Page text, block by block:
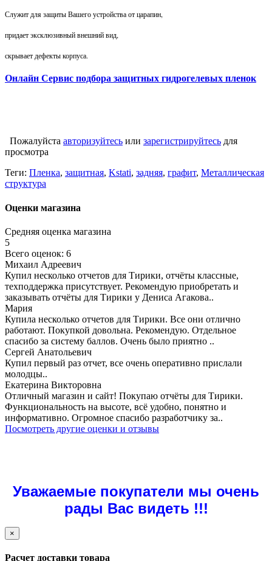
Служит для защиты Вашего устройства от царапин,
придает эксклюзивный внешний вид,
скрывает дефекты корпуса.
Онлайн Сервис подбора защитных гидрогелевых пленок
Пожалуйста авторизуйтесь или зарегистрируйтесь для
просмотра
Теги: Пленка, защитная, Kstati, задняя, графит, Металлическая
структура
Оценки магазина
Средняя оценка магазина
5
Всего оценок: 6
Михаил Адреевич
Купил несколько отчетов для Тирики, отчёты классные,
техподдержка присутствует. Рекомендую приобретать и
заказывать отчёты для Тирики у Дениса Агакова..
Мария
Купила несколько отчетов для Тирики. Все они отлично
работают. Покупкой довольна. Рекомендую. Отдельное
спасибо за систему баллов. Очень было приятно ..
Сергей Анатольевич
Купил первый раз отчет, все очень оперативно прислали
молодцы..
Екатерина Викторовна
Отличный магазин и сайт! Покупаю отчёты для Тирики.
Функциональность на высоте, всё удобно, понятно и
информативно. Огромное спасибо разработчику за..
Посмотреть другие оценки и отзывы
Уважаемые покупатели мы очень
рады Вас видеть !!!
×
Расчет доставки товара